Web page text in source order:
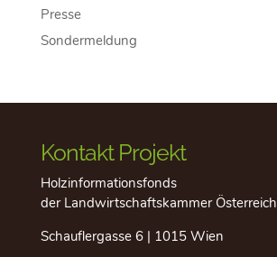
Presse
Sondermeldung
Kontakt Projekt
Holzinformationsfonds
der Landwirtschaftskammer Österreich
Schauflergasse 6 | 1015 Wien